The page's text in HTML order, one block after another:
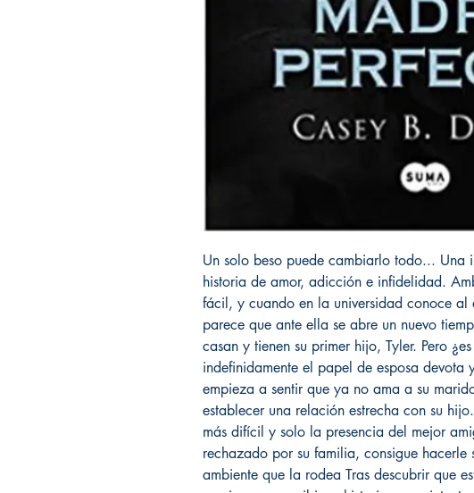
Un solo beso puede cambiarlo todo... Una
historia de amor, adicción e infidelidad.
fácil, y cuando en la universidad conoce
parece que ante ella se abre un nuevo
casan y tienen su primer hijo, Tyler. Pero
indefinidamente el papel de esposa devota
empieza a sentir que ya no ama a su
establecer una relación estrecha con su
más difícil y solo la presencia del mejor
rechazado por su familia, consigue hacerle
ambiente que la rodea Tras descubrir que